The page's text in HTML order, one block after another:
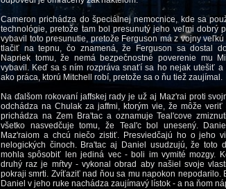
Cameron prichádza do špeciálnej nemocnice, kde sa
technológie, pretože tam bol presunutý jeho veľmi dobrý
vybavil toto presunutie, pretože Ferguson má z vojny
tlačiť na tepnu, čo znamená, že Ferguson sa dostal
Napriek tomu, že nemá bezpečnostné poverenie mu
vybavil. Keď sa s ním rozpráva snaťí sa ho nejak utešiť a
ako práca, ktorú Mitchell robí, pretože sa o ňu tiež zaujímal.
Na ďalšom rokovaní jaffskej rady je už aj Maz'rai proti
odchádza na Chulak za jaffmi, ktorým vie, že môže
prichádza na Zem Bra'tac a oznamuje Teal'cove
všetko nasvedčuje tomu, že Teal'c bol unesený.
Maz'raiom a chcú niečo zistiť. Presviedčajú ho o jeho
nelogických činoch. Bra'tac aj Daniel usudzujú, že toto
mohla spôsobiť len jediná vec - boli im vymité mozgy.
druhý raz je mŕtvy - vykonal obrad aby našiel svoje
pokraji smrti. Zvíťaziť nad ňou sa mu napokon nepodarilo.
Daniel v jeho ruke nachádza zaujímavý lístok - a na ňom